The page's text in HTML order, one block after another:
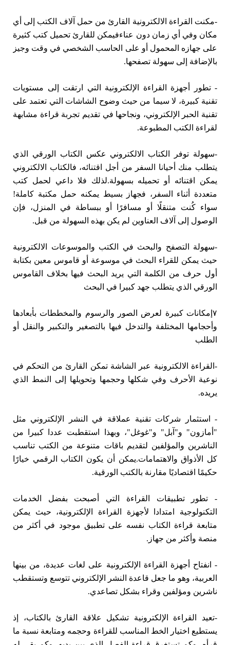
-مكنت القراءة الالكترونية القارئ من حمل آلاف الكتب إلى أي
مكان وفي أي زمان دون عناءفيمكن للقارئ تحميل كتب كثيرة
على جهازه المحمول أو على الحاسب الشخصي في وقت وجيز
بالإضافة إلى سهولة تصفحها.
- تطور أجهزة القراءة الإلكترونية التي ارتقت إلى مستويات
تقنية كبيرة، لا سيما من حيث وضوح الشاشات التي تعتمد على
تقنية الحبر الإلكتروني، ونجاحها في تقديم تجربة قراءة مشابهة
لقراءة الكتب المطبوعة.
-سهولة توفر الكتاب الالكتروني عكس الكتاب الورقي الذي
يتطلب منك أحيانا السفر من أجل اقتنائه، فالكتاب الالكتروني
يمكن اقتنائه أو تحميله بسهولة.لذلك فلا داعي لحمل كتب
متعددة أثناء السفر، فجهاز بسيط يمكنه حمل مكتبة كاملة!
سواء كُنت متنقلًا أو مسافرًا أو ببساطة في المنزل، فإن
الوصول إلى آلاف العناوين لم يكن بهذه السهولة من قبل.
-سهولة التصفح والبحث في الكتب والموسوعات الالكترونية
حيث يمكن للقراء البحث في موسوعة أو قاموس معين بكتابة
أول حرف من الكلمة التي يريد البحث فيها بخلاف القاموس
الورقي الذي يتطلب جهد كبيرا في البحث
۷إمكانات كبيرة لعرض الصور والرسوم والمخططات بأبعادها
وأحجامها المختلفة والتدخل فيها بالتصغير والتكبير والنقل أو
الطلب
-القراءة الالكترونية عبر الشاشة تمكن القارئ من التحكم في
نوعية الأحرف وفي شكلها وحجمها وتحويلها إلى النمط الذي
يريده.
- استثمار شركات تقنية عملاقة في النشر الإلكتروني مثل
"أمازون" و"آبل" و"غوغل"، وبهذا استقطبت عددا كبيرا من
الناشرين والمؤلفين لتقديم باقات متنوعة من الكتب تناسب
كل الأذواق والاهتمامات.يمكن أن يكون الكتاب الرقمي خيارًا
حكيمًا اقتصاديًا مقارنة بالكتب الورقية.
- تطور تطبيقات القراءة التي أصبحت بفضل الخدمات
التكنولوجية امتدادا لأجهزة القراءة الإلكترونية، حيث يمكن
متابعة قراءة الكتاب نفسه على تطبيق موجود في أكثر من
منصة وأكثر من جهاز.
- انفتاح أجهزة القراءة الإلكترونية على لغات عديدة، من بينها
العربية، وهو ما جعل قاعدة النشر الإلكتروني تتوسع وتستقطب
ناشرين ومؤلفين وقراء بشكل تصاعدي.
-تعيد القراءة الإلكترونية تشكيل علاقة القارئ بالكتاب، إذ
يستطيع اختيار الخط المناسب للقراءة وحجمه ومتابعة نسبة ما